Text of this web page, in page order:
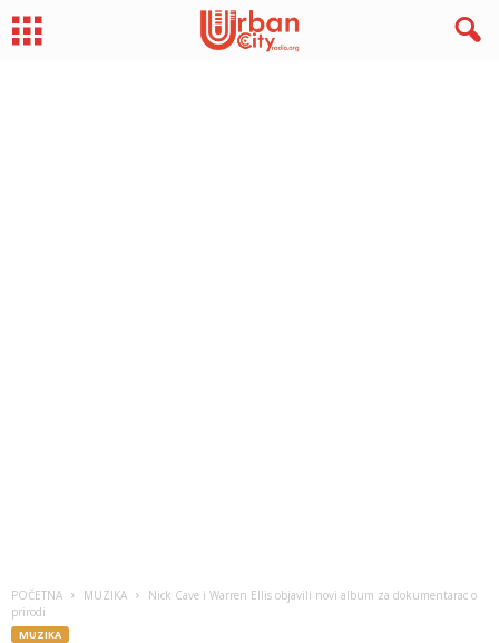
POČETNA MUZIKA
Nick Cave i Warren Ellis objavili novi album za dokumentarac o
prirodi
MUZIKA